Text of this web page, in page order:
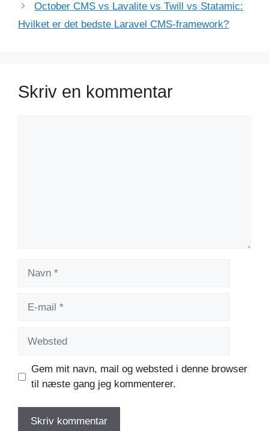
October CMS vs Lavalite vs Twill vs Statamic:
Hvilket er det bedste Laravel CMS-framework?
Skriv en kommentar
Gem mit navn, mail og websted i denne browser
til næste gang jeg kommenterer.